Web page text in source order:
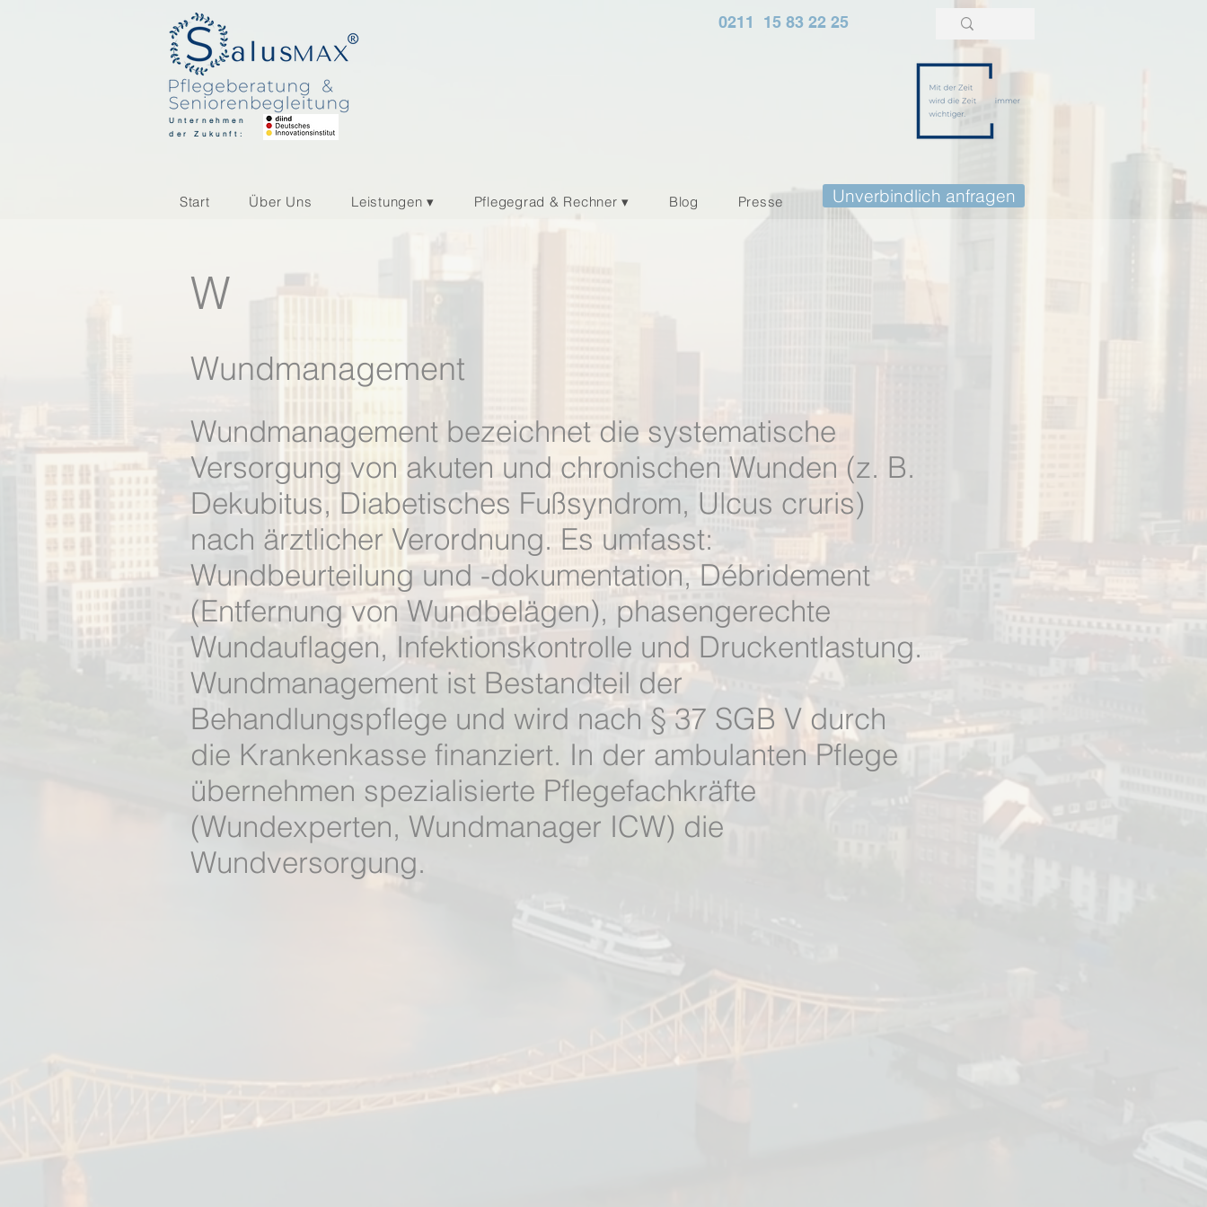
Unternehmen
der Zukunft:
0211 15 83 22 25
Start Über Uns Leistungen ▾ Pflegegrad & Rechner ▾ Blog Presse Unverbindlich anfragen
W
Wundmanagement
Wundmanagement bezeichnet die systematische
Versorgung von akuten und chronischen Wunden (z. B.
Dekubitus, Diabetisches Fußsyndrom, Ulcus cruris)
nach ärztlicher Verordnung. Es umfasst:
Wundbeurteilung und -dokumentation, Débridement
(Entfernung von Wundbelägen), phasengerechte
Wundauflagen, Infektionskontrolle und Druckentlastung.
Wundmanagement ist Bestandteil der
Behandlungspflege und wird nach § 37 SGB V durch
die Krankenkasse finanziert. In der ambulanten Pflege
übernehmen spezialisierte Pflegefachkräfte
(Wundexperten, Wundmanager ICW) die
Wundversorgung.